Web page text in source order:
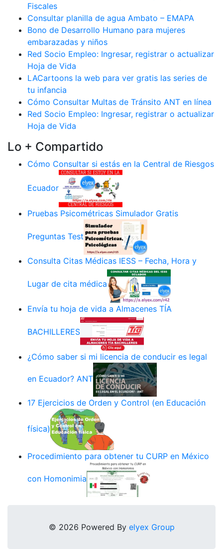
Fiscales
Consultar planilla de agua Ambato – EMAPA
Bono de Desarrollo Humano para mujeres
embarazadas y niños
Red Socio Empleo: Ingresar, registrar o actualizar
Hoja de Vida
LACartoons la web para ver gratis las series de
tu infancia
Cómo Consultar Multas de Tránsito ANT en línea
Red Socio Empleo: Ingresar, registrar o actualizar
Hoja de Vida
Lo + Compartido
Cómo Consultar si estás en la Central de Riesgos
Ecuador
Pruebas Psicométricas Simulador Gratis
Preguntas Test
Consulta Citas Médicas IESS – Fecha, Hora y
Lugar de cita médica
Envía tu hoja de vida a Almacenes TÍA
BACHILLERES
¿Cómo saber si mi licencia de conducir es legal
en Ecuador? ANT
17 Ejercicios de Orden y Control (en Educación
física)
Procedimiento para obtener tu CURP en México
con Homonimia
© 2026 Powered By elyex Group